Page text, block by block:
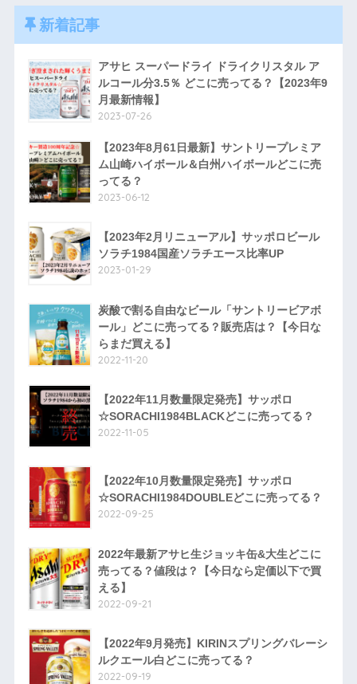
新着記事
アサヒ スーパードライ ドライクリスタル ア
ルコール分3.5％ どこに売ってる？【2023年9
月最新情報】
2023-07-26
【2023年8月61日最新】サントリープレミア
ム山崎ハイボール＆白州ハイボールどこに売
ってる？
2023-06-12
【2023年2月リニューアル】サッポロビール
ソラチ1984国産ソラチエース比率UP
2023-01-29
炭酸で割る自由なビール「サントリービアボ
ール」どこに売ってる？販売店は？【今日な
らまだ買える】
2022-11-20
【2022年11月数量限定発売】サッポロ
☆SORACHI1984BLACKどこに売ってる？
2022-11-05
【2022年10月数量限定発売】サッポロ
☆SORACHI1984DOUBLEどこに売ってる？
2022-09-25
2022年最新アサヒ生ジョッキ缶&大生どこに
売ってる？値段は？【今日なら定価以下で買
える】
2022-09-21
【2022年9月発売】KIRINスプリングバレーシ
ルクエール白どこに売ってる？
2022-09-19